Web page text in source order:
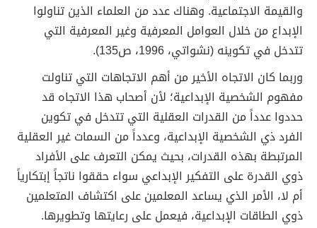
والقيمة الاجتماعية. وهناك عدد من العلماء الذين تناولوا
الإبداع من خلال العوامل المعرفية وغير المعرفية التي
تتدخل في تكوينه (نشواتي، 1996، ص135).
وربما كان الاتجاه الأخير من أهم الاتجاهات التي تناولت
مفهوم الشخصية الإبداعية؛ لأن أصحاب هذا الاتجاه قد
حددوا عدداً من القدرات العقلية التي تتدخل في تكوين
الفرد ذي الشخصية الإبداعية، وعدداً من السمات غير العقلية
المرتبطة بهذه القدرات، بحيث يمكن التعرف على الأفراد
ذوي القدرة على التفكير الإبداعي سواء حققوا ناتجاً إبتكارياً
أم لا، الأمر الذي يساعد المعلمين على اكتشاف المتعلمين
ذوي الطاقات الإبداعية، فيعمل على رعايتها وتطويرها.